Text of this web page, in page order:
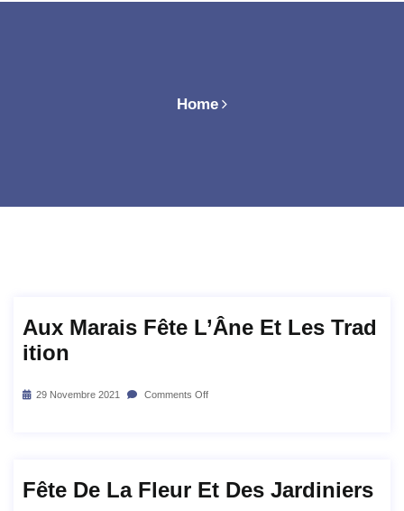
Home
Aux Marais Fête L’Âne Et Les Trad
Ition
29 Novembre 2021 Comments Off
Fête De La Fleur Et Des Jardiniers